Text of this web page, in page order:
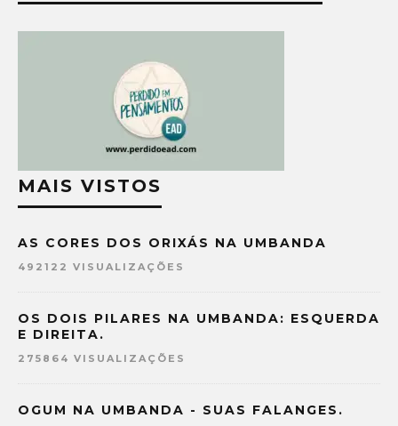
MAIS VISTOS
AS CORES DOS ORIXÁS NA UMBANDA
492122 VISUALIZAÇÕES
OS DOIS PILARES NA UMBANDA: ESQUERDA
E DIREITA.
275864 VISUALIZAÇÕES
OGUM NA UMBANDA - SUAS FALANGES.